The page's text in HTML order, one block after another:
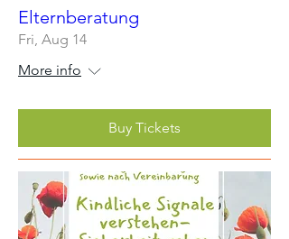
Elternberatung
Fri, Aug 14
More info
Buy Tickets